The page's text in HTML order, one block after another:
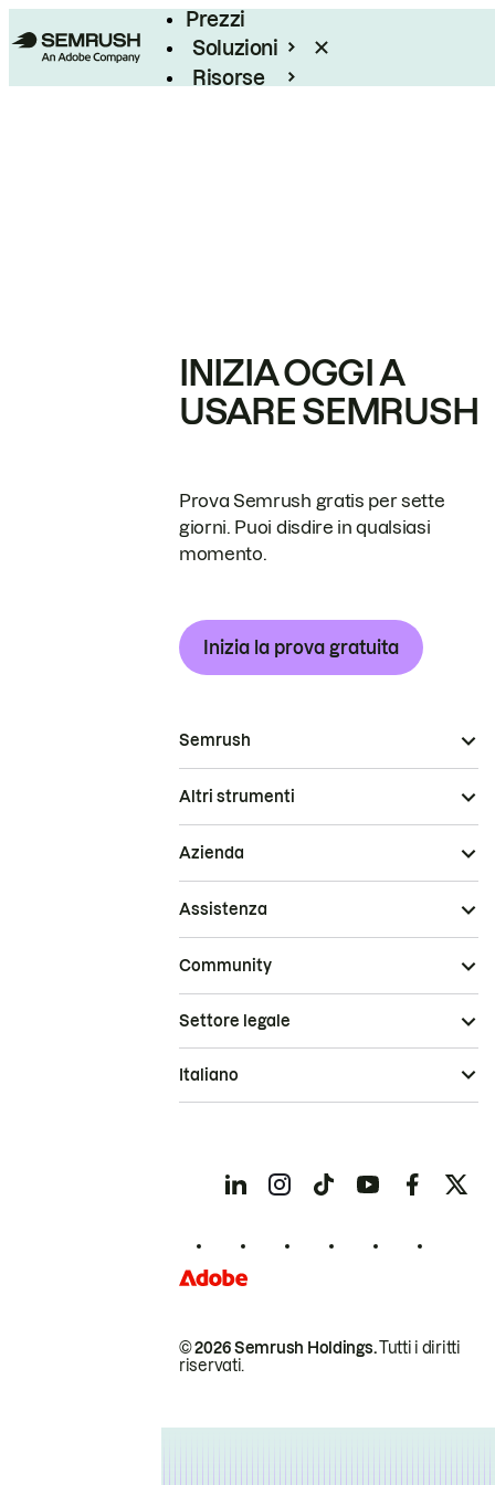
Prezzi
Soluzioni
Risorse
INIZIA OGGI A
USARE SEMRUSH
Prova Semrush gratis per sette
giorni. Puoi disdire in qualsiasi
momento.
Inizia la prova gratuita
Semrush
Altri strumenti
Azienda
Assistenza
Community
© 2026 Semrush Holdings.Tutti i diritti
riservati.
Settore legale
Italiano